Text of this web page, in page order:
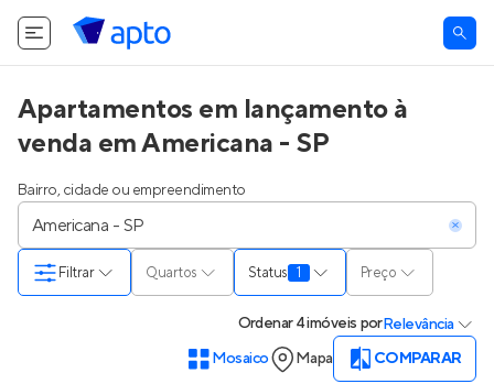
Apartamentos em lançamento à
venda em Americana - SP
Bairro, cidade ou empreendimento
Quartos Status 1 Preço
Filtrar
Ordenar4 imóveis porRelevância
Mosaico
Mapa COMPARAR